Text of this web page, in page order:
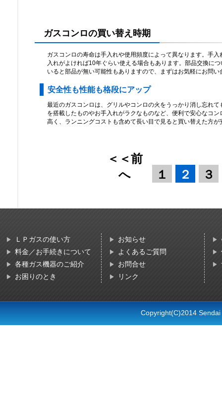
ガスコンロの買い替え時期
ガスコンロの寿命は手入れや使用頻度によって異なります。手
入れがよければ10年ぐらい使える場合もあります。部品交換に
いると部品が無い可能性もありますので、まずはお気軽にお問い
安全性も性能も格段にアップ
最近のガスコンロは、グリルやコンロの火をうっかり消し忘れ
を搭載したものやお手入れがラクなものなど、便利で安心なコ
高く、ランニングコストも含めて長い目で見ると買い替えた方
＜＜前
へ
１ ２ ３
ＬＰガスの使い方
料金／お手続きについて
各種ガス機器のご紹介
お困りのとき
お知らせ
よくあるご質問
お問合せ
リンク
Copyright(C)2014